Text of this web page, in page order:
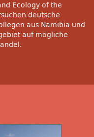
Ecology of the
deutsche
aus Namibia und
auf mögliche